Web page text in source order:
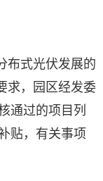
布式光伏发展的
求，园区经发委
通过的项目列
贴，有关事项